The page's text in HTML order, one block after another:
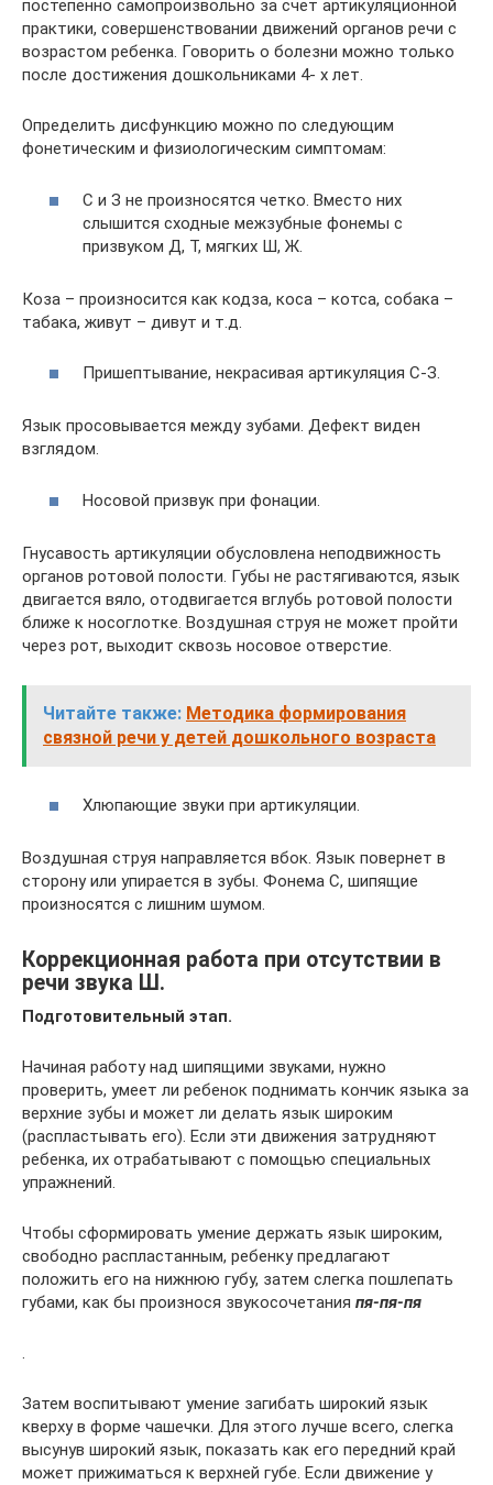
постепенно самопроизвольно за счет артикуляционной
практики, совершенствовании движений органов речи с
возрастом ребенка. Говорить о болезни можно только
после достижения дошкольниками 4- х лет.
Определить дисфункцию можно по следующим
фонетическим и физиологическим симптомам:
С и З не произносятся четко. Вместо них
слышится сходные межзубные фонемы с
призвуком Д, Т, мягких Ш, Ж.
Коза – произносится как кодза, коса – котса, собака –
табака, живут – дивут и т.д.
Пришептывание, некрасивая артикуляция С-З.
Язык просовывается между зубами. Дефект виден
взглядом.
Носовой призвук при фонации.
Гнусавость артикуляции обусловлена неподвижность
органов ротовой полости. Губы не растягиваются, язык
двигается вяло, отодвигается вглубь ротовой полости
ближе к носоглотке. Воздушная струя не может пройти
через рот, выходит сквозь носовое отверстие.
Читайте также: Методика формирования
связной речи у детей дошкольного возраста
Хлюпающие звуки при артикуляции.
Воздушная струя направляется вбок. Язык повернет в
сторону или упирается в зубы. Фонема С, шипящие
произносятся с лишним шумом.
Коррекционная работа при отсутствии в
речи звука Ш.
Подготовительный этап.
Начиная работу над шипящими звуками, нужно
проверить, умеет ли ребенок поднимать кончик языка за
верхние зубы и может ли делать язык широким
(распластывать его). Если эти движения затрудняют
ребенка, их отрабатывают с помощью специальных
упражнений.
Чтобы сформировать умение держать язык широким,
свободно распластанным, ребенку предлагают
положить его на нижнюю губу, затем слегка пошлепать
губами, как бы произнося звукосочетания пя-пя-пя
.
Затем воспитывают умение загибать широкий язык
кверху в форме чашечки. Для этого лучше всего, слегка
высунув широкий язык, показать как его передний край
может прижиматься к верхней губе. Если движение у